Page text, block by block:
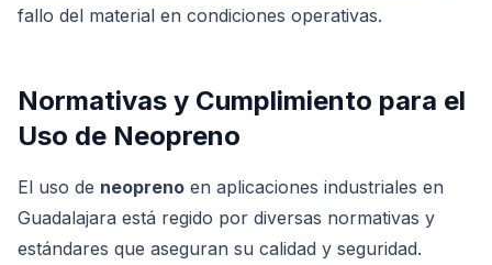
fallo del material en condiciones operativas.
Normativas y Cumplimiento para el
Uso de Neopreno
El uso de neopreno en aplicaciones industriales en
Guadalajara está regido por diversas normativas y
estándares que aseguran su calidad y seguridad.